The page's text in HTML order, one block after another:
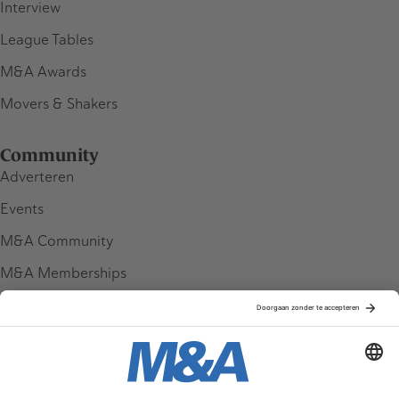
Interview
League Tables
M&A Awards
Movers & Shakers
Community
Adverteren
Events
M&A Community
M&A Memberships